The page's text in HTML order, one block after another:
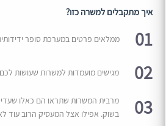
איך מתקבלים למשרה כזו?
01 ממלאים פרטים במערכת סופר
02 מגישים מועמדות למשרות שעושות
03
מרבית המשרות שתראו הם כאלו
בשוק. אפילו אצל המעסיק הרוב עוד